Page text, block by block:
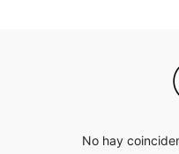
No hay